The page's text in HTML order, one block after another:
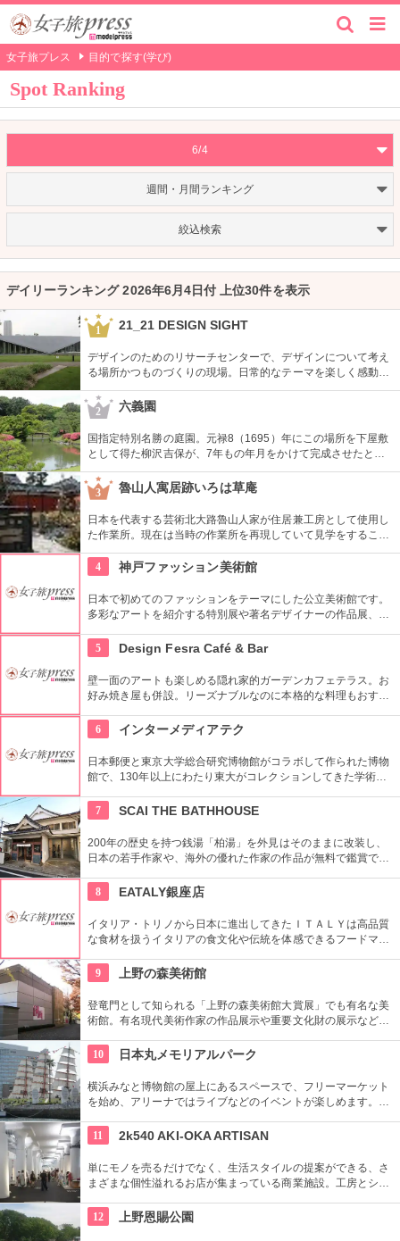
女子旅プレス 目的で探す(学び)
Spot Ranking
6/4
週間・月間ランキング
絞込検索
デイリーランキング 2026年6月4日付 上位30件を表示
1 21_21 DESIGN SIGHT
デザインのためのリサーチセンターで、デザインについて考え
る場所かつものづくりの現場。日常的なテーマを楽しく感動的
に見せる展覧会などを中心に多角的なプログラムを開催。
2
六義園
国指定特別名勝の庭園。元禄8（1695）年にこの場所を下屋敷
として得た柳沢吉保が、7年もの年月をかけて完成させたとい
います。池のまわりに木々が植栽された回遊式築山泉水庭園
で、江戸時代から小石川後楽園とで二大庭園とされていまし
た。日本庭園の良さを今に伝える名園です。
3 魯山人寓居跡いろは草庵
日本を代表する芸術北大路魯山人家が住居兼工房として使用し
た作業所。現在は当時の作業所を再現していて見学をすること
ができます。いろは草庵のみ限定販売のグッズなども購入でき
ます。
4 神戸ファッション美術館
日本で初めてのファッションをテーマにした公立美術館です。
多彩なアートを紹介する特別展や著名デザイナーの作品展、ラ
な方、ファッション業界の方、ファッションを学ぶ方、必見で
す。
5 Design Fesra Café & Bar
壁一面のアートも楽しめる隠れ家的ガーデンカフェテラス。お
好み焼き屋も併設。リーズナブルなのに本格的な料理もおすす
6
インターメディアテク
日本郵便と東京大学総合研究博物館がコラボして作られた博物
館で、130年以上にわたり東大がコレクションしてきた学術コ
ている。
7 SCAI THE BATHHOUSE
200年の歴史を持つ銭湯「柏湯」を外見はそのままに改装し、
日本の若手作家や、海外の優れた作家の作品が無料で鑑賞でき
8
EATALY銀座店
イタリア・トリノから日本に進出してきたＩＴＡＬＹは高品質
な食材を扱うイタリアの食文化や伝統を体感できるフードマー
堪能することもできます。
9 上野の森美術館
登竜門として知られる「上野の森美術館大賞展」でも有名な美
術館。有名現代美術作家の作品展示や重要文化財の展示など、
休めるのもいかが？
10 日本丸メモリアルパーク
横浜みなと博物館の屋上にあるスペースで、フリーマーケット
を始め、アリーナではライブなどのイベントが楽しめます。も
財に指定されています。
11 2k540 AKI-OKA ARTISAN
単にモノを売るだけでなく、生活スタイルの提案ができる、さ
まざまな個性溢れるお店が集まっている商業施設。工房とショ
ワークショップもあり。
12 上野恩賜公園